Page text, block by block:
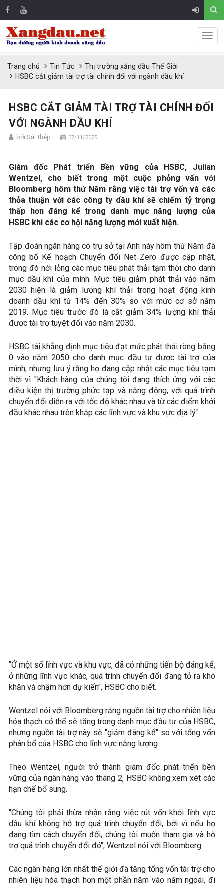
Trang chủ Tin Tức
Thị trường xăng dầu Thế Giới
HSBC cắt giảm tài trợ tài chính đối với ngành dầu khí
HSBC CẮT GIẢM TÀI TRỢ TÀI CHÍNH ĐỐI
VỚI NGÀNH DẦU KHÍ
bởi Sắt thép 07/11/2025
Giám đốc Phát triển Bền vững của HSBC, Julian
Wentzel, cho biết trong một cuộc phỏng vấn với
Bloomberg hôm thứ Năm rằng việc tài trợ vốn và các
thỏa thuận với các công ty dầu khí sẽ chiếm tỷ trọng
thấp hơn đáng kể trong danh mục năng lượng của
HSBC khi các cơ hội năng lượng mới xuất hiện.
Tập ​​đoàn ngân hàng có trụ sở tại Anh này hôm thứ Năm đã
công bố Kế hoạch Chuyển đổi Net Zero được cập nhật,
trong đó nới lỏng các mục tiêu phát thải tạm thời cho danh
mục dầu khí của mình. Mục tiêu giảm phát thải vào năm
2030 hiện là giảm lượng khí thải trong hoạt động kinh
doanh dầu khí từ 14% đến 30% so với mức cơ sở năm
2019. Mục tiêu trước đó là cắt giảm 34% lượng khí thải
được tài trợ tuyệt đối vào năm 2030.
HSBC tái khẳng định mục tiêu đạt mức phát thải ròng bằng
0 vào năm 2050 cho danh mục đầu tư được tài trợ của
mình, nhưng lưu ý rằng họ đang cập nhật các mục tiêu tạm
thời vì "Khách hàng của chúng tôi đang thích ứng với các
điều kiện thị trường phức tạp và năng động, với quá trình
chuyển đổi diễn ra với tốc độ khác nhau và từ các điểm khởi
đầu khác nhau trên khắp các lĩnh vực và khu vực địa lý."
"Ở một số lĩnh vực và khu vực, đã có những tiến bộ đáng kể;
ở những lĩnh vực khác, quá trình chuyển đổi đang tỏ ra khó
khăn và chậm hơn dự kiến", HSBC cho biết.
Wentzel nói với Bloomberg rằng nguồn tài trợ cho nhiên liệu
hóa thạch có thể sẽ tăng trong danh mục đầu tư của HSBC,
nhưng nguồn tài trợ này sẽ "giảm đáng kể" so với tổng vốn
phân bổ của HSBC cho lĩnh vực năng lượng.
Theo Wentzel, người trở thành giám đốc phát triển bền
vững của ngân hàng vào tháng 2, HSBC không xem xét các
hạn chế bổ sung.
"Chúng tôi phải thừa nhận rằng việc rút vốn khỏi lĩnh vực
dầu khí không hỗ trợ quá trình chuyển đổi, bởi vì nếu họ
đang tìm cách chuyển đổi, chúng tôi muốn tham gia và hỗ
trợ quá trình chuyển đổi đó", Wentzel nói với Bloomberg.
Các ngân hàng lớn nhất thế giới đã tăng tổng vốn tài trợ cho
nhiên liệu hóa thạch hơn một phần năm vào năm ngoái, đi